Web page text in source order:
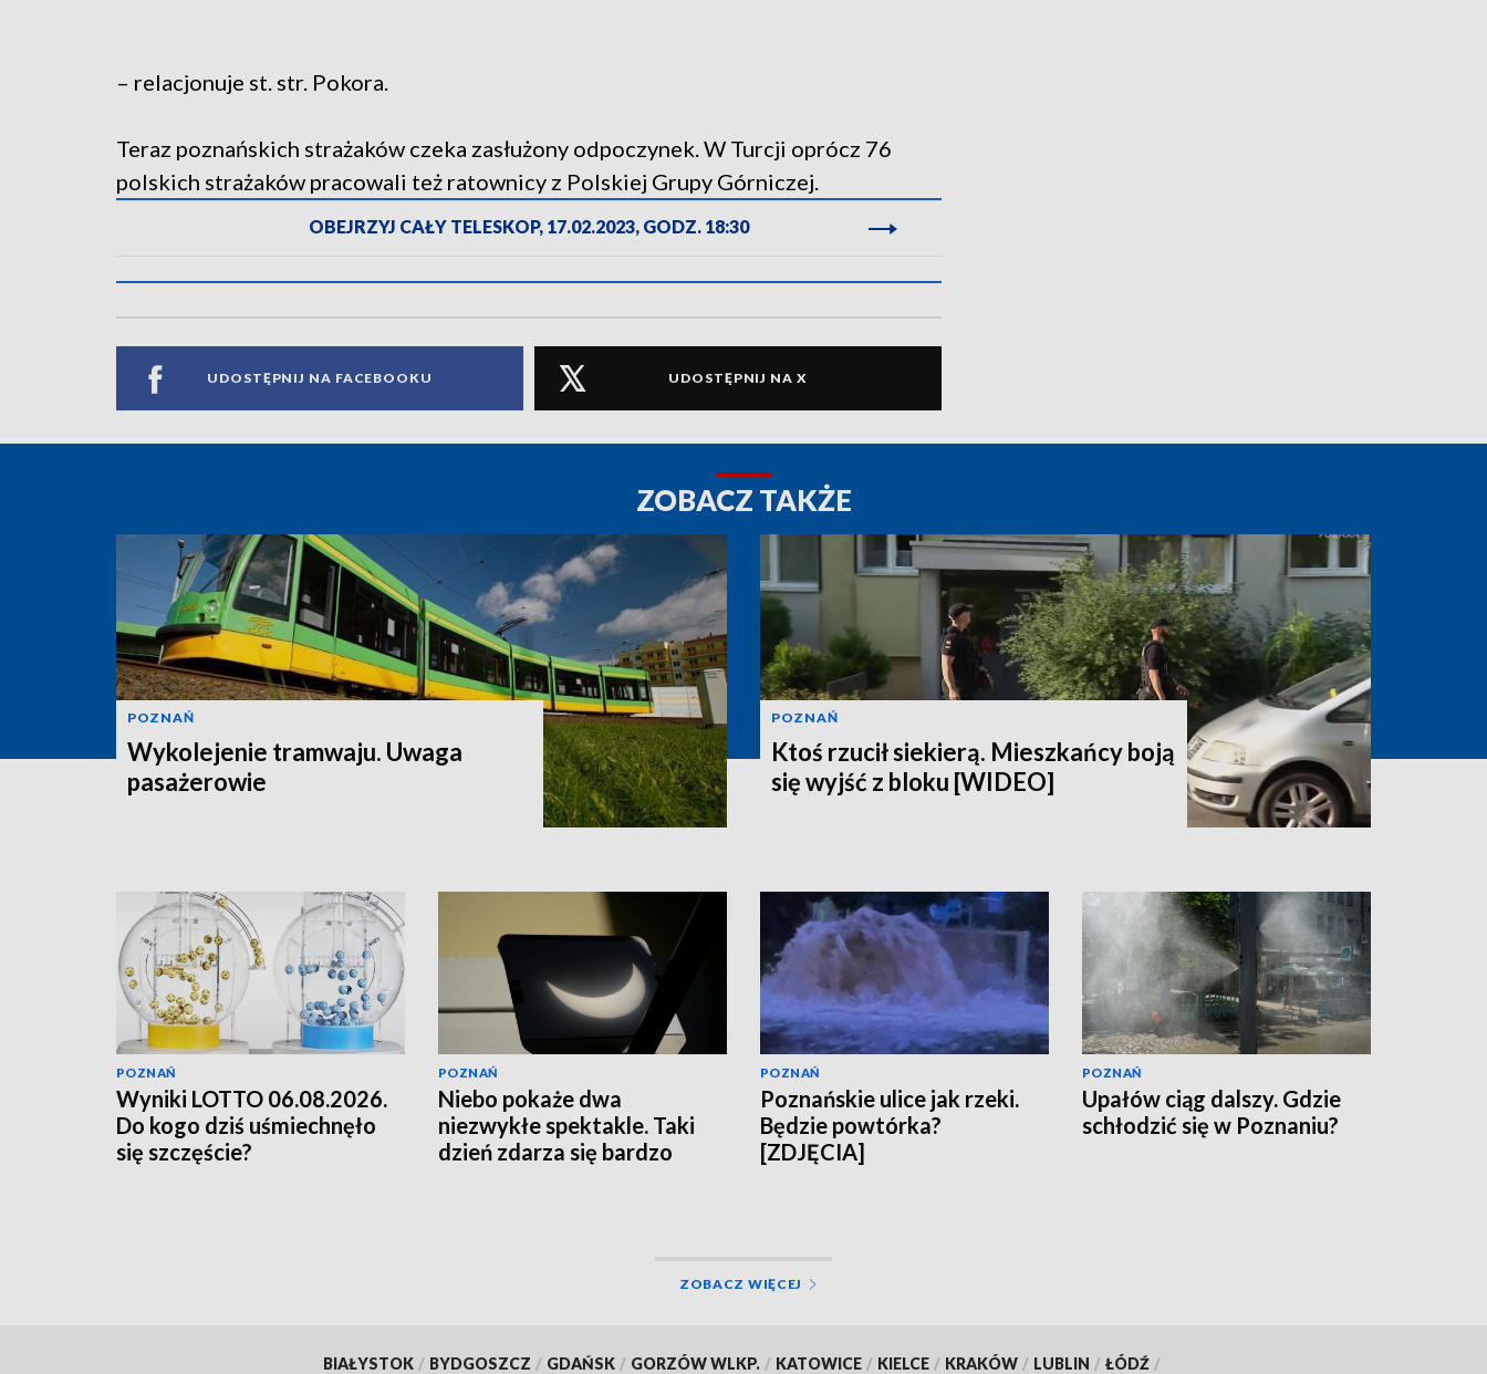
– relacjonuje st. str. Pokora.
Teraz poznańskich strażaków czeka zasłużony odpoczynek. W Turcji oprócz 76
polskich strażaków pracowali też ratownicy z Polskiej Grupy Górniczej.
OBEJRZYJ CAŁY TELESKOP, 17.02.2023, GODZ. 18:30
UDOSTĘPNIJ NA FACEBOOKU UDOSTĘPNIJ NA X
ZOBACZ TAKŻE
POZNAŃ
Wykolejenie tramwaju. Uwaga
pasażerowie
POZNAŃ
Ktoś rzucił siekierą. Mieszkańcy boją
się wyjść z bloku [WIDEO]
POZNAŃ
Wyniki LOTTO 06.08.2026.
Do kogo dziś uśmiechnęło
się szczęście?
POZNAŃ
Niebo pokaże dwa
niezwykłe spektakle. Taki
dzień zdarza się bardzo
POZNAŃ
Poznańskie ulice jak rzeki.
Będzie powtórka?
[ZDJĘCIA]
POZNAŃ
Upałów ciąg dalszy. Gdzie
schłodzić się w Poznaniu?
ZOBACZ WIĘCEJ
BIAŁYSTOK / BYDGOSZCZ / GDAŃSK / GORZÓW WLKP. / KATOWICE / KIELCE / KRAKÓW / LUBLIN / ŁÓDŹ /